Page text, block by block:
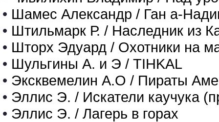
• Шамес Александр / Ган а-
• Штильмарк Р. / Наследник из
• Шторх Эдуард / Охотники на
• Шульгины А. и Э / TIHKAL
• Эксквемелин А.О / Пираты
• Эллис Э. / Искатели каучука
• Эллис Э. / Лагерь в горах